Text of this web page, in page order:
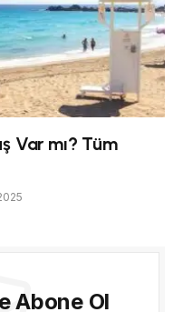
Var mı? Tüm
Abone Ol